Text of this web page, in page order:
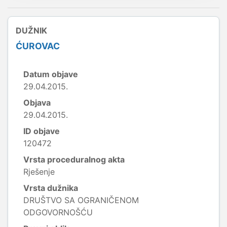
DUŽNIK
ĆUROVAC
Datum objave
29.04.2015.
Objava
29.04.2015.
ID objave
120472
Vrsta proceduralnog akta
Rješenje
Vrsta dužnika
DRUŠTVO SA OGRANIČENOM
ODGOVORNOŠĆU